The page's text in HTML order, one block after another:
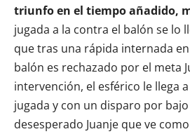
triunfo en el tiempo añadido,
jugada a la contra el balón se lo
que tras una rápida internada
balón es rechazado por el meta
intervención, el esférico le llega
jugada y con un disparo por
desesperado Juanje que ve